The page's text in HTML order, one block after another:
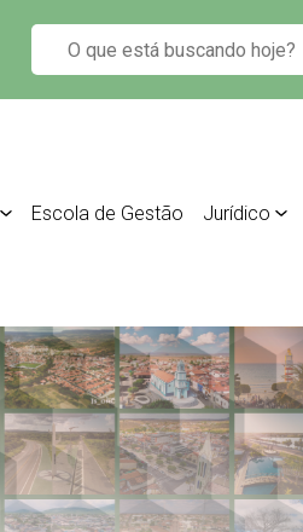
Escola de Gestão Jurídico